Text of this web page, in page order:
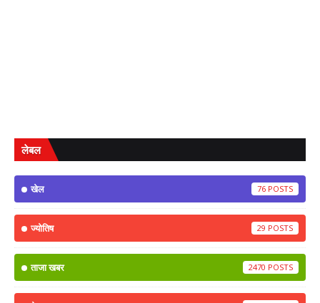
लेबल
खेल 76
ज्योतिष 29
ताजा खबर 2470